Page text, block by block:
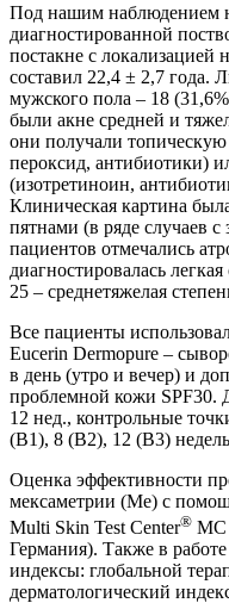
Под нашим наблюдением
диагностированной
постакне с локализацией
составил 22,4 ± 2,7 года.
мужского пола – 18
были акне средней и
они получали
пероксид, антибиотики)
(изотретиноин,
Клиническая картина
пятнами (в ряде случаев
пациентов отмечались
диагностировалась
25 – среднетяжелая
Все пациенты
Eucerin Dermopure –
в день (утро и вечер) и
проблемной кожи SPF30.
12 нед., контрольные
(В1), 8 (В2), 12 (В3)
Оценка эффективности
мексаметрии (Ме) с
Multi Skin Test Center® MC
Германия). Также в
индексы: глобальной
дерматологический